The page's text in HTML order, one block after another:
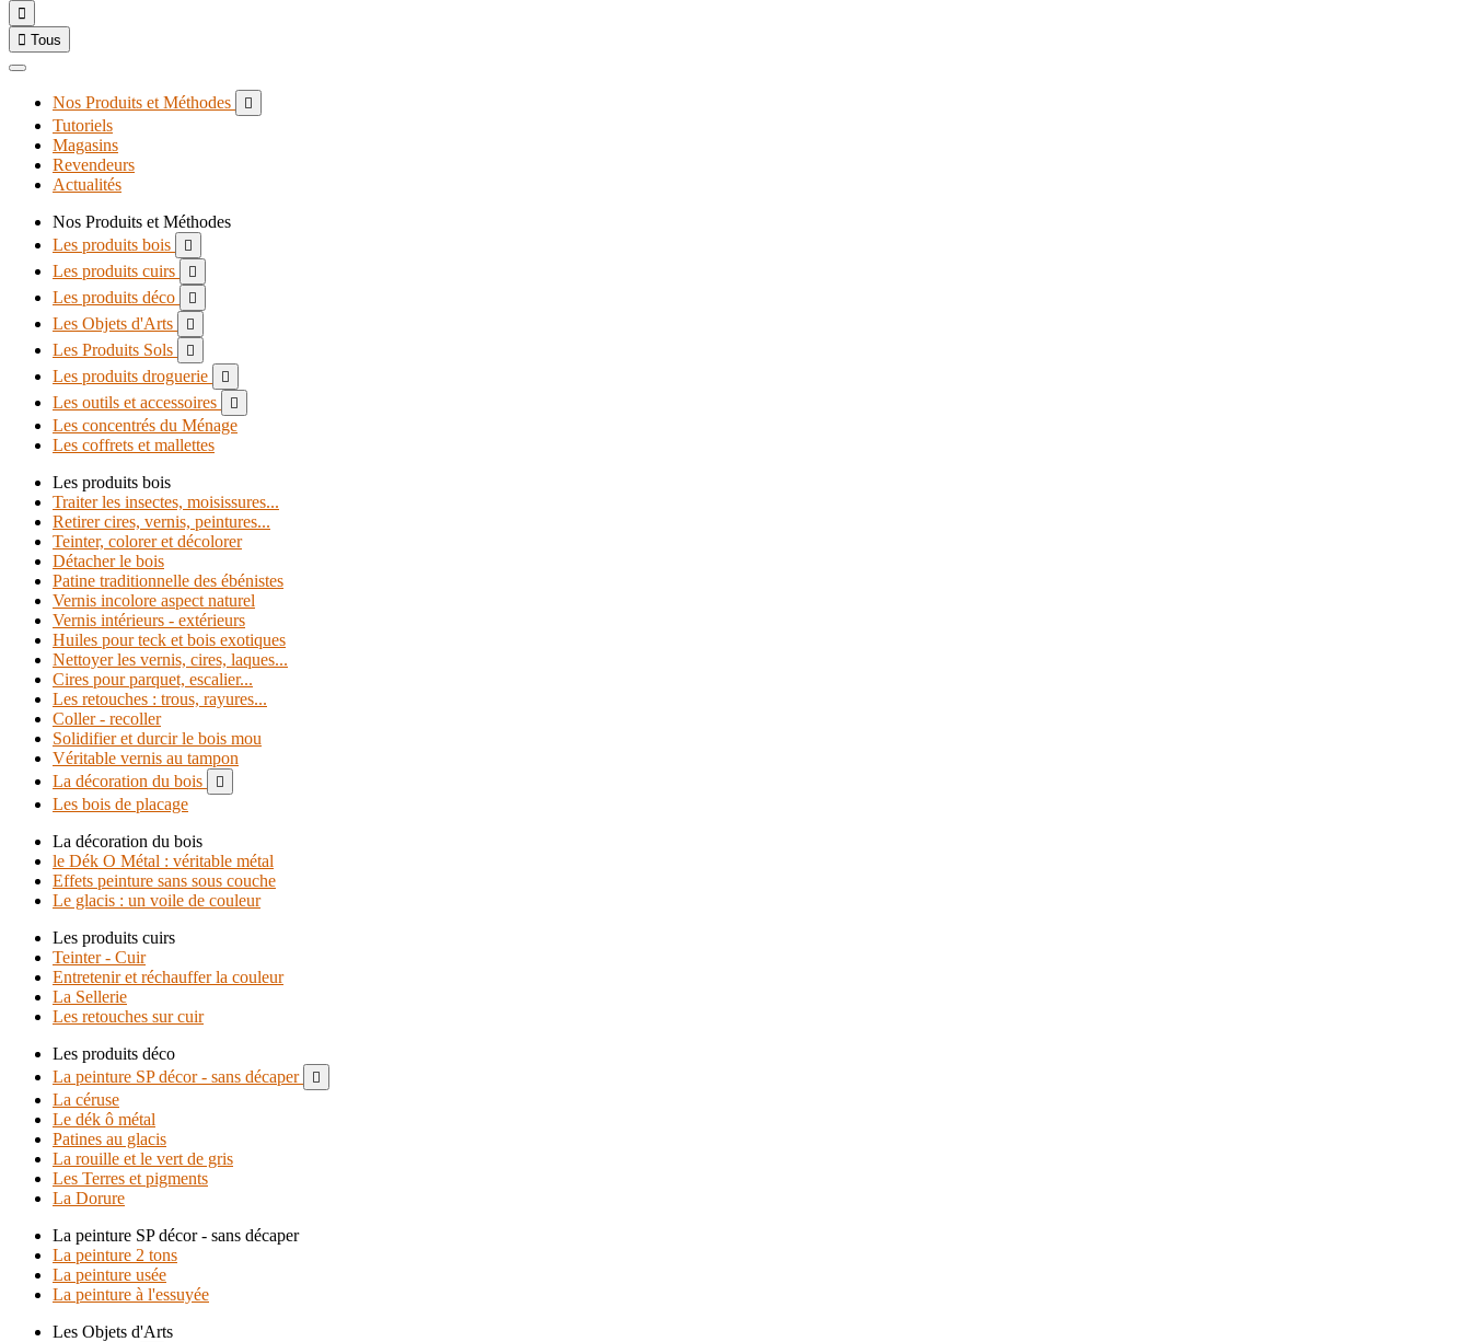

 Tous
Nos Produits et Méthodes 
Tutoriels
Magasins
Revendeurs
Actualités
Nos Produits et Méthodes
Les produits bois

Les produits cuirs 
Les produits déco 
Les Objets d'Arts 
Les Produits Sols 
Les produits droguerie 
Les outils et accessoires 
Les concentrés du Ménage
Les coffrets et mallettes
Les produits bois
Traiter les insectes, moisissures...
Retirer cires, vernis, peintures...
Teinter, colorer et décolorer
Détacher le bois
Patine traditionnelle des ébénistes
Vernis incolore aspect naturel
Vernis intérieurs - extérieurs
Huiles pour teck et bois exotiques
Nettoyer les vernis, cires, laques...
Cires pour parquet, escalier...
Les retouches : trous, rayures...
Coller - recoller
Solidifier et durcir le bois mou
Véritable vernis au tampon
La décoration du bois

Les bois de placage
La décoration du bois
le Dék O Métal : véritable métal
Effets peinture sans sous couche
Le glacis : un voile de couleur
Les produits cuirs
Teinter - Cuir
Entretenir et réchauffer la couleur
La Sellerie
Les retouches sur cuir
Les produits déco
La peinture SP décor - sans décaper

La céruse
Le dék ô métal
Patines au glacis
La rouille et le vert de gris
Les Terres et pigments
La Dorure
La peinture SP décor - sans décaper
La peinture 2 tons
La peinture usée
La peinture à l'essuyée
Les Objets d'Arts